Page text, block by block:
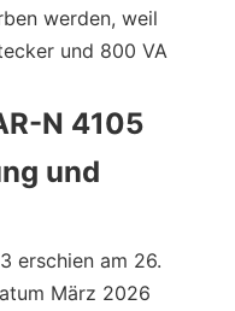
werden, weil
und 800 VA
N 4105
und
erschien am 26.
März 2026